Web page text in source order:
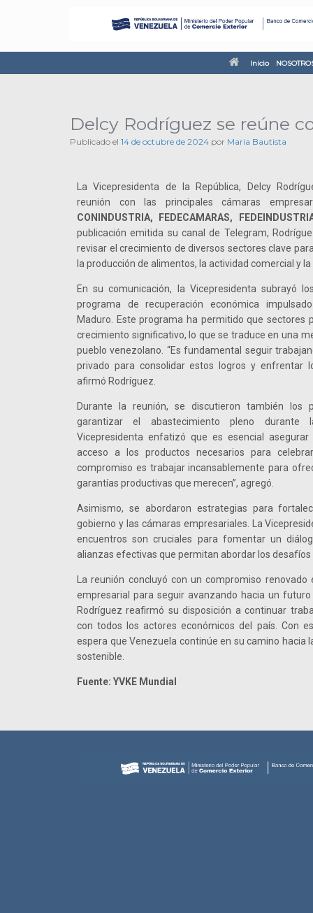
Inicio
Delcy Rodríguez se reúne
Publicado el 14 de octubre de 2024 por Maria Bautista
La Vicepresidenta de la República, Delcy
reunión con las principales cámaras
CONINDUSTRIA, FEDECAMARAS,
publicación emitida su canal de Telegram,
revisar el crecimiento de diversos sectores clave
la producción de alimentos, la actividad comercial y
En su comunicación, la Vicepresidenta subrayó
programa de recuperación económica
Maduro. Este programa ha permitido que sectores
crecimiento significativo, lo que se traduce en una
pueblo venezolano. “Es fundamental seguir
privado para consolidar estos logros y enfrentar
afirmó Rodríguez.
Durante la reunión, se discutieron también los
garantizar el abastecimiento pleno durante
Vicepresidenta enfatizó que es esencial
acceso a los productos necesarios para
compromiso es trabajar incansablemente para
garantías productivas que merecen”, agregó.
Asimismo, se abordaron estrategias para
gobierno y las cámaras empresariales. La
encuentros son cruciales para fomentar un
alianzas efectivas que permitan abordar los
La reunión concluyó con un compromiso
empresarial para seguir avanzando hacia un
Rodríguez reafirmó su disposición a continuar
con todos los actores económicos del país. Con
espera que Venezuela continúe en su camino hacia
sostenible.
Fuente: YVKE Mundial